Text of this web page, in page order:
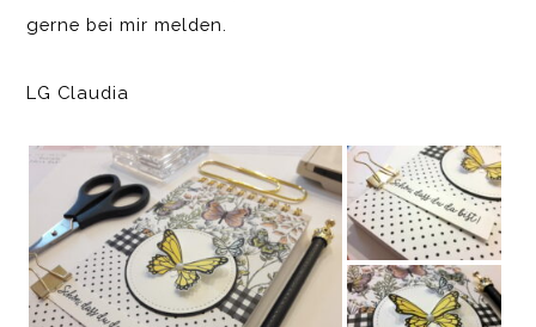
gerne bei mir melden.
LG Claudia